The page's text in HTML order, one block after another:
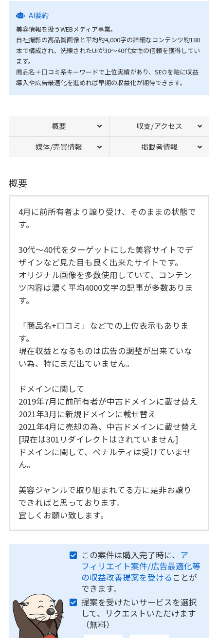
AI要約
美容情報を扱うWEBメディア事業。
自社撮影の高品質画像と平均約4,000字の詳細なコンテンツ約180
本で構成され、洗練されたUIが30～40代女性の信頼を獲得してい
ます。
商品名＋口コミ系キーワードで上位実績があり、SEOを軸に収益
導入や広告最適化を進めれば早期の収益化が期待できます。
概要 収支/アクセス
媒体/売買情報 掲載者情報
概要
4月に前所有者より譲り受け、そのままの状態で
す。
30代〜40代をターゲットにした美容サイトでデ
ザインなど見た目も良く出来たサイトです。
オリジナル画像を多数使用していて、コンテン
ツ内容は濃く平均4000文字の記事が多数ありま
す。
「商品名+口コミ」などでの上位表示もありま
す。
現在収益となるものは広告の調整が出来ていな
い為、特にまだ出ていません。
ドメインに関して
2019年7月に前所有者が中古ドメインに載せ替え
2021年3月に新規ドメインに載せ替え
2021年4月に売却の為、中古ドメインに載せ替え
[現在は301リダイレクトはされていません]
ドメインに関して、ペナルティは受けていませ
ん。
美容ジャンルで取り組まれてる方に是非お譲り
できればと思っております。
宜しくお願い致します。
この案件は購入完了時に、 ア
フィリエイト案件/広告最適化等
の収益改善提案を受ける ことが
できます。
提案を受けたいサービスを選択
して、リクエストいただけます
（無料）